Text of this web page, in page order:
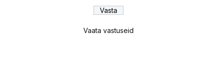
Vaata vastuseid